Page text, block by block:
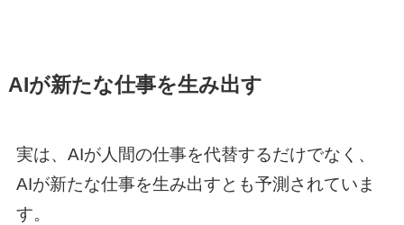
AIが新たな仕事を生み出す
実は、AIが人間の仕事を代替するだけでなく、
AIが新たな仕事を生み出すとも予測されていま
す。